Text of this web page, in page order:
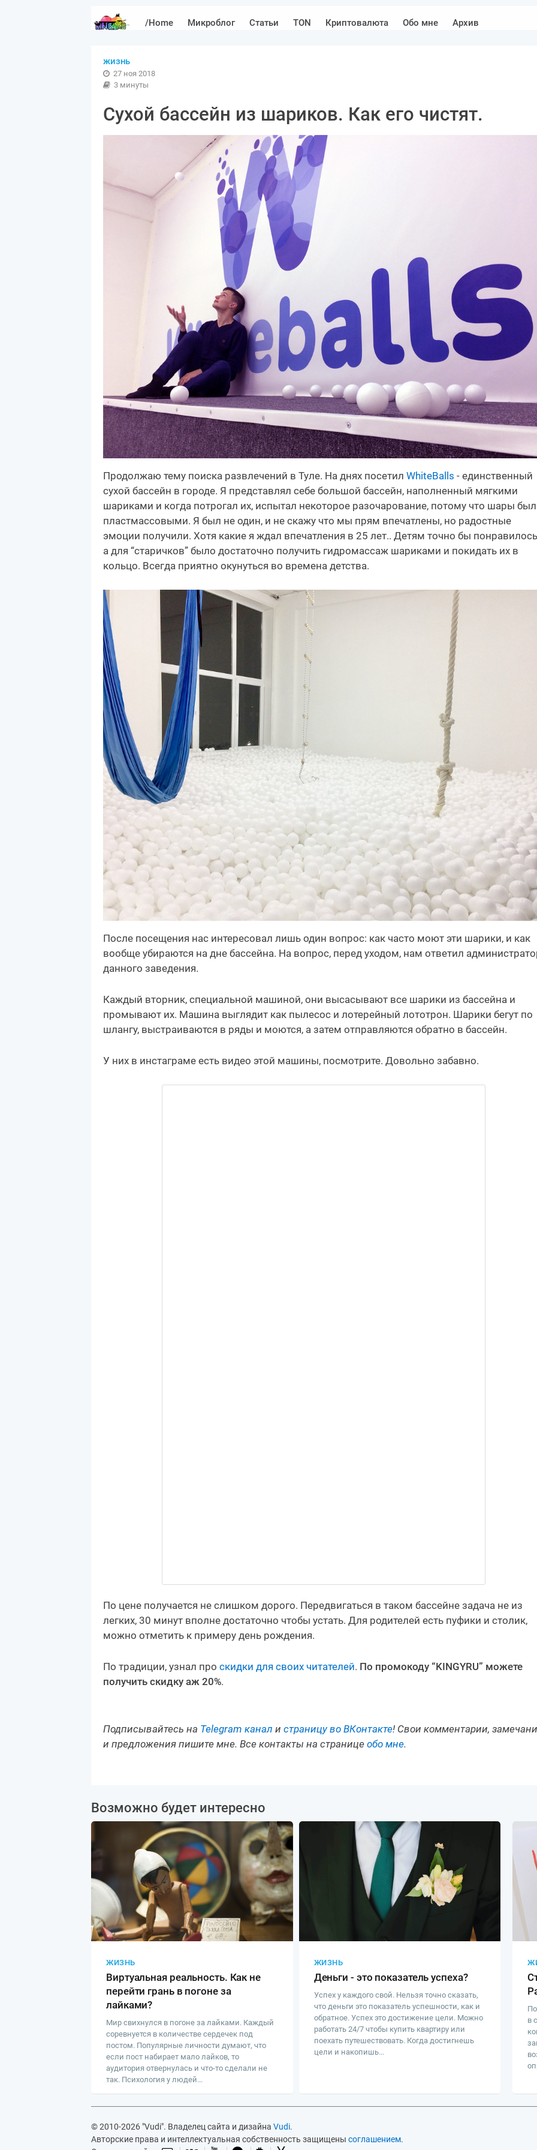
/Home Микроблог Статьи TON Криптовалюта Обо мне Архив
жизнь
27 ноя 2018
3 минуты
Сухой бассейн из шариков. Как его чистят.
Продолжаю тему поиска развлечений в Туле. На днях посетил WhiteBalls - единственный
сухой бассейн в городе. Я представлял себе большой бассейн, наполненный мягкими
шариками и когда потрогал их, испытал некоторое разочарование, потому что шары
пластмассовыми. Я был не один, и не скажу что мы прям впечатлены, но радостные
эмоции получили. Хотя какие я ждал впечатления в 25 лет.. Детям точно бы
а для “старичков” было достаточно получить гидромассаж шариками и покидать их в
кольцо. Всегда приятно окунуться во времена детства.
После посещения нас интересовал лишь один вопрос: как часто моют эти шарики, и как
вообще убираются на дне бассейна. На вопрос, перед уходом, нам ответил
данного заведения.
Каждый вторник, специальной машиной, они высасывают все шарики из бассейна и
промывают их. Машина выглядит как пылесос и лотерейный лототрон. Шарики бегут по
шлангу, выстраиваются в ряды и моются, а затем отправляются обратно в бассейн.
У них в инстаграме есть видео этой машины, посмотрите. Довольно забавно.
По цене получается не слишком дорого. Передвигаться в таком бассейне задача не из
легких, 30 минут вполне достаточно чтобы устать. Для родителей есть пуфики и столик,
можно отметить к примеру день рождения.
По традиции, узнал про скидки для своих читателей. По промокоду “KINGYRU” можете
получить скидку аж 20%.
Подписывайтесь на Telegram канал и страницу во ВКонтакте! Свои комментарии,
и предложения пишите мне. Все контакты на странице обо мне.
Возможно будет интересно
ЖИЗНЬ
Виртуальная реальность. Как не
перейти грань в погоне за
лайками?
Мир свихнулся в погоне за лайками. Каждый
соревнуется в количестве сердечек под
постом. Популярные личности думают, что
если пост набирает мало лайков, то
аудитория отвернулась и что-то сделали не
так. Психология у людей...
ЖИЗНЬ
Деньги - это показатель успеха?
Успех у каждого свой. Нельзя точно сказать,
что деньги это показатель успешности, как и
обратное. Успех это достижение цели. Можно
работать 24/7 чтобы купить квартиру или
поехать путешествовать. Когда достигнешь
цели и накопишь...
в
© 2010-2026 "Vudi". Владелец сайта и дизайна Vudi.
Авторские права и интеллектуальная собственность защищены соглашением.